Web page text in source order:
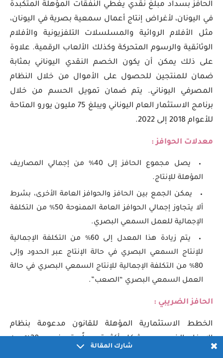
الحافز بسداد مبلغ نقدي يغطي النفقات المؤهلة المتكبدة
في اليونان، لأغراض إنتاج أعمال سمعية بصرية في اليونان،
مثل الأفلام الروائية والمسلسلات التلفزيونية والأفلام
الوثائقية والرسوم المتحركة وكذلك الألعاب الرقمية. علاوة
على ذلك يمكن أن يكون الخصم النقدي اليوناني بمثابة
ضمان للمنتجين للحصول على الأموال من خلال النظام
المصرفي اليوناني. يتم ضمان تمويل الحسم من خلال
برنامج الاستثمار العام اليوناني ويبلغ 75 مليون يورو المتاحة
للأعوام 2018 إلى 2022.
معدلات الحوافز :
يصل مجموع الحافز إلى 40٪ من إجمالي المصاريف
المؤهلة للإنتاج.
يمكن الجمع بين الحافز والحوافز العامة الأخرى، بشرط
ألا يتجاوز إجمالي الحوافز العامة الممنوحة 50٪ من التكلفة
الإجمالية للعمل السمعي البصري.
يتم زيادة هذا المعدل إلى 60٪ من التكلفة الإجمالية
للإنتاج السمعي البصري في حالة الإنتاج عبر الحدود وإلى
80٪ من التكلفة الإجمالية للإنتاج السمعي البصري في حالة
العمل السمعي البصري “الصعب”.
الحافز الضريبي :
الخطط الاستثمارية المؤهلة للقانون مدعومة بنظام
الإعفاء الضريبي. وبشكل أكثر تحديداً، يتم خصم 30٪ من
شارك المقالة